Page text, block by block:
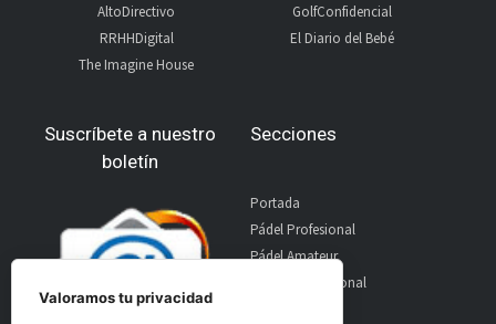
AltoDirectivo
RRHHDigital
The Imagine House
GolfConfidencial
El Diario del Bebé
Suscríbete a nuestro
boletín
Secciones
Portada
Pádel Profesional
Pádel Amateur
Pádel Internacional
Valoramos tu privacidad